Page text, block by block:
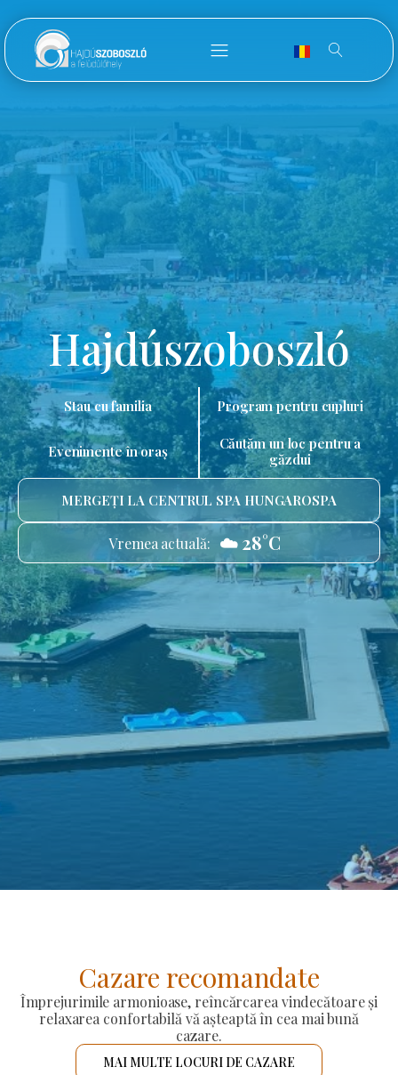
Hajdúszoboszló
Stau cu familia Program pentru cupluri
Evenimente în oraș
Căutăm un loc pentru a
găzdui
MERGEȚI LA CENTRUL SPA HUNGAROSPA
Vremea actuală: ☁️ 28°C
Cazare recomandate
Împrejurimile armonioase, reîncărcarea vindecătoare și
relaxarea confortabilă vă așteaptă în cea mai bună
cazare.
MAI MULTE LOCURI DE CAZARE